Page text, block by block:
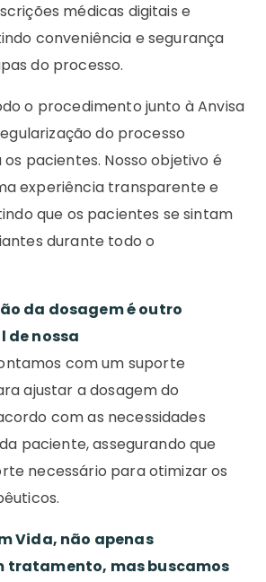
médicas digitais e
conveniência e segurança
do processo.
o procedimento junto à Anvisa
do processo
pacientes. Nosso objetivo é
experiência transparente e
que os pacientes se sintam
durante todo o
da dosagem é outro
de nossa
com um suporte
ajustar a dosagem do
com as necessidades
paciente, assegurando que
necessário para otimizar os
Vida, não apenas
tratamento, mas buscamos